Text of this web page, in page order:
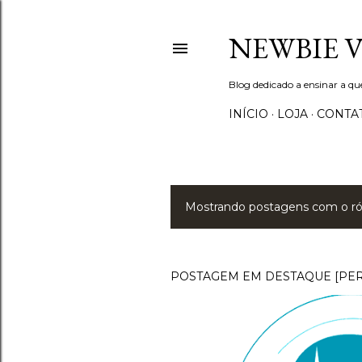
NEWBIE
Blog dedicado a ensinar a
INÍCIO LOJA
P
s
Mostrando postagens com o
POSTAGEM EM DESTAQUE